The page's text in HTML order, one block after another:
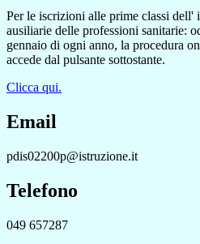
Per le iscrizioni alle prime classi dell'
ausiliarie delle professioni sanitarie:
gennaio di ogni anno, la procedura
accede dal pulsante sottostante.
Clicca qui.
Email
pdis02200p@istruzione.it
Telefono
049 657287